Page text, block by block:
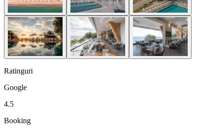
Ratinguri
Google
4.5
Booking